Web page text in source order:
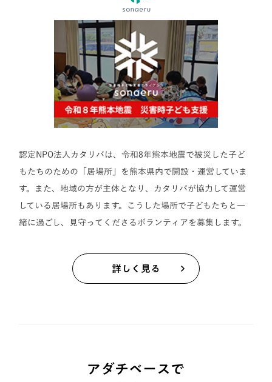
認定NPO法人カタリバは、令和8年熊本地震で被災した子ど
もたちのための「居場所」を熊本県内で開設・運営していま
す。また、地域の方が主体となり、カタリバが協力して運営
している居場所もあります。こうした場所で子どもたちと一
緒に過ごし、見守ってくださるボランティアを募集します。
詳しく見る
アダチベースで